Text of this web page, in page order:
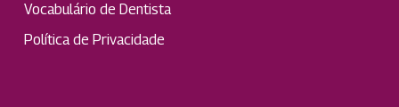
Vocabulário de Dentista
Política de Privacidade